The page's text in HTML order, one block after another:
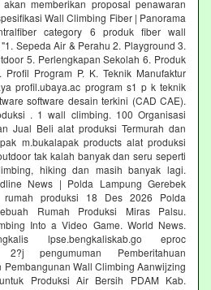
akan memberikan proposal penawaran
Wall Climbing Fiber | Panorama
category 6 produk fiber wall
Sepeda Air & Perahu 2. Playground 3.
5. Perlengkapan Sekolah 6. Produk
Program P. K. Teknik Manufaktur
profil.ubaya.ac program s1 p k teknik
software desain terkini (CAD CAE).
. 1 wall climbing. 100 Organisasi
Jual Beli alat produksi Termurah dan
m.bukalapak products alat produksi
tak kalah banyak dan seru seperti
hiking dan masih banyak lagi.
News | Polda Lampung Gerebek
rumah produksi 18 Des 2026 Polda
Rumah Produksi Miras Palsu.
Into a Video Game. World News.
lpse.bengkaliskab.go eproc
2?j pengumuman Pemberitahuan
Pembangunan Wall Climbing Aanwijzing
Produksi Air Bersih PDAM Kab.